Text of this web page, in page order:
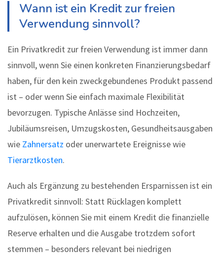
Wann ist ein Kredit zur freien
Verwendung sinnvoll?
Ein Privatkredit zur freien Verwendung ist immer dann
sinnvoll, wenn Sie einen konkreten Finanzierungsbedarf
haben, für den kein zweckgebundenes Produkt passend
ist – oder wenn Sie einfach maximale Flexibilität
bevorzugen. Typische Anlässe sind Hochzeiten,
Jubiläumsreisen, Umzugskosten, Gesundheitsausgaben
wie Zahnersatz oder unerwartete Ereignisse wie
Tierarztkosten.
Auch als Ergänzung zu bestehenden Ersparnissen ist ein
Privatkredit sinnvoll: Statt Rücklagen komplett
aufzulösen, können Sie mit einem Kredit die finanzielle
Reserve erhalten und die Ausgabe trotzdem sofort
stemmen – besonders relevant bei niedrigen